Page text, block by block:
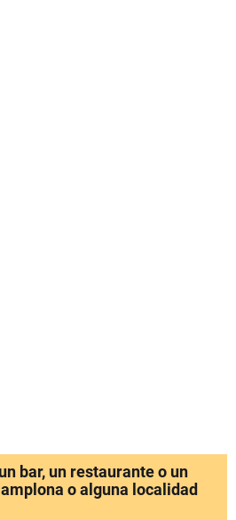
bar, un restaurante o un
o alguna localidad